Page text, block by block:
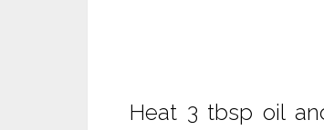
Heat 3 tbsp oil